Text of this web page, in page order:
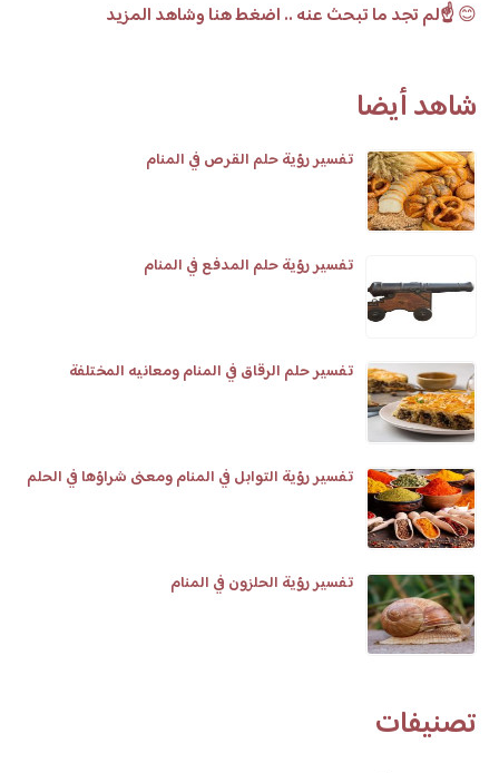
😊☝️لم تجد ما تبحث عنه .. اضغط هنا وشاهد المزيد
شاهد أيضا
تفسير رؤية حلم القرص في المنام
تفسير رؤية حلم المدفع في المنام
تفسير حلم الرقاق في المنام ومعانيه المختلفة
تفسير رؤية التوابل في المنام ومعنى شراؤها في الحلم
تفسير رؤية الحلزون في المنام
تصنيفات